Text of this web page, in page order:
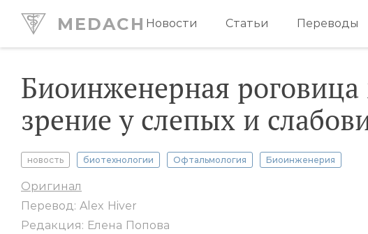
MEDACH Новости Статьи Переводы
Биоинженерная роговица
зрение у слепых и
новость биотехнологии Офтальмология Биоинженерия
Оригинал
Перевод: Alex Hiver
Редакция: Елена Попова